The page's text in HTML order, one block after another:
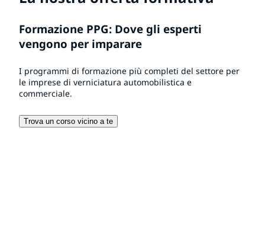
Formazione PPG: Dove gli esperti
vengono per imparare
I programmi di formazione più completi del settore per
le imprese di verniciatura automobilistica e
commerciale.
Trova un corso vicino a te